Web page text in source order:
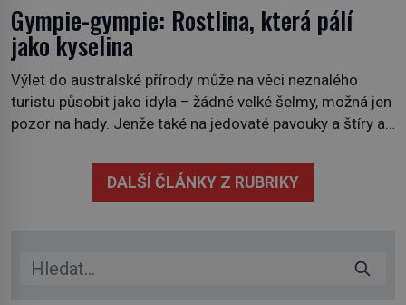
Gympie-gympie: Rostlina, která pálí
jako kyselina
Výlet do australské přírody může na věci neznalého
turistu působit jako idyla – žádné velké šelmy, možná jen
pozor na hady. Jenže také na jedovaté pavouky a štíry a
Stačí letmý dotyk a ozve se pronikavá bolest, která
přetrvává i týdny. Nenápadný tento […]
DALŠÍ ČLÁNKY Z RUBRIKY